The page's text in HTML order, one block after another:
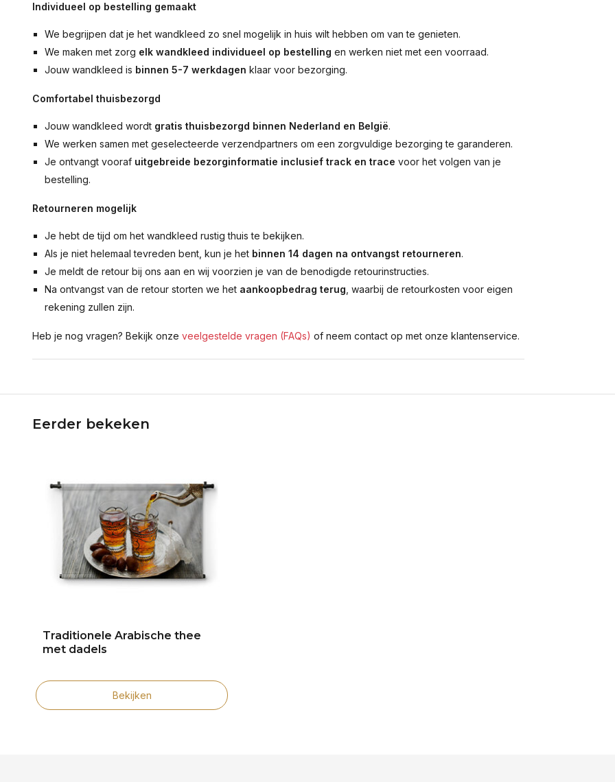
Individueel op bestelling gemaakt
We begrijpen dat je het wandkleed zo snel mogelijk in huis wilt hebben om van te genieten.
We maken met zorg elk wandkleed individueel op bestelling en werken niet met een voorraad.
Jouw wandkleed is binnen 5-7 werkdagen klaar voor bezorging.
Comfortabel thuisbezorgd
Jouw wandkleed wordt gratis thuisbezorgd binnen Nederland en België.
We werken samen met geselecteerde verzendpartners om een zorgvuldige bezorging te garanderen.
Je ontvangt vooraf uitgebreide bezorginformatie inclusief track en trace voor het volgen van je
bestelling.
Retourneren mogelijk
Je hebt de tijd om het wandkleed rustig thuis te bekijken.
Als je niet helemaal tevreden bent, kun je het binnen 14 dagen na ontvangst retourneren.
Je meldt de retour bij ons aan en wij voorzien je van de benodigde retourinstructies.
Na ontvangst van de retour storten we het aankoopbedrag terug , waarbij de retourkosten voor eigen
rekening zullen zijn.
Heb je nog vragen? Bekijk onze veelgestelde vragen (FAQs) of neem contact op met onze klantenservice.
Eerder bekeken
Traditionele Arabische thee
met dadels
Bekijken